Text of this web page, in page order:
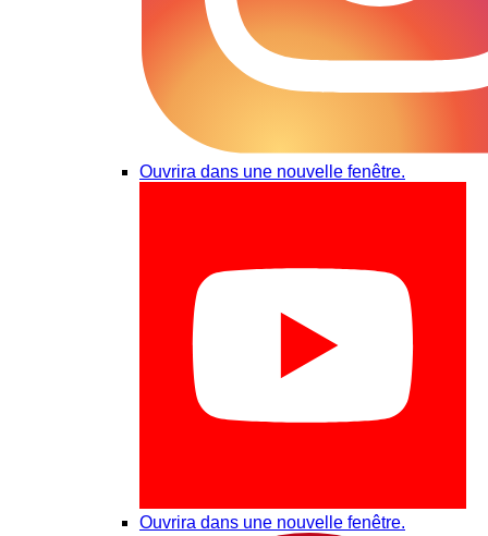
Ouvrira dans une nouvelle fenêtre.
Ouvrira dans une nouvelle fenêtre.